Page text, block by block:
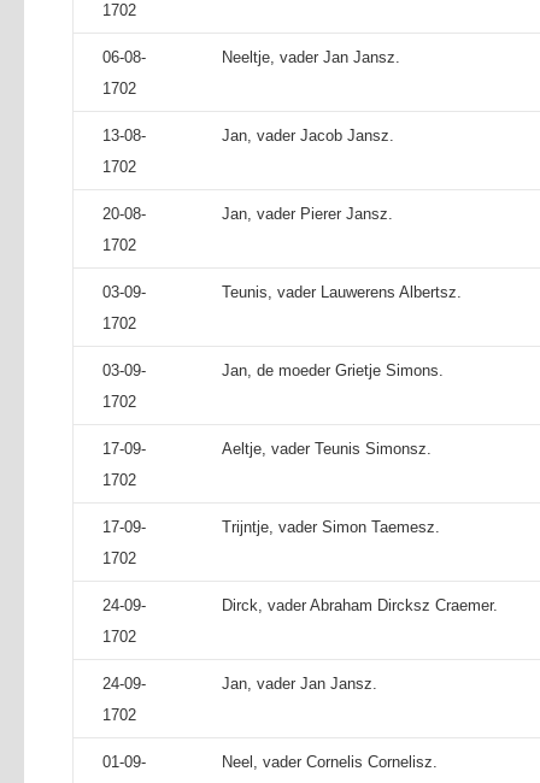
1702
06-08-
1702
Neeltje, vader Jan Jansz.
13-08-
1702
Jan, vader Jacob Jansz.
20-08-
1702
Jan, vader Pierer Jansz.
03-09-
1702
Teunis, vader Lauwerens Albertsz.
03-09-
1702
Jan, de moeder Grietje Simons.
17-09-
1702
Aeltje, vader Teunis Simonsz.
17-09-
1702
Trijntje, vader Simon Taemesz.
24-09-
1702
Dirck, vader Abraham Dircksz Craemer.
24-09-
1702
Jan, vader Jan Jansz.
01-09-
Neel, vader Cornelis Cornelisz.